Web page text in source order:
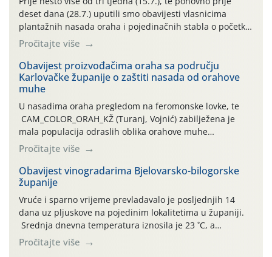
deset dana (28.7.) uputili smo obavijesti vlasnicima
plantažnih nasada oraha i pojedinačnih stabla o početku
leta i ovogodišnjoj potrebi usmjerenog suzbijanja
orahove muhe (Rhagoletis completa)! Već dvanaest dana
traje drugi ovogodišnji “toplinski udar”, koji naročito
izražen zadnja šest dana (31.7.-05.8.), jer najviše
temperature zraka svakodnevno […]
Pročitajte više
Obavijest proizvođačima oraha sa području
Karlovačke županije o zaštiti nasada od orahove
muhe
U nasadima oraha pregledom na feromonske lovke, te
CAM_COLOR_ORAH_KŽ (Turanj, Vojnić) zabilježena je
mala populacija odraslih oblika orahove muhe
(Rhagoletis completa). Niska brojnost može se objasniti
činjenicom da je riječ o mladim nasadima s vrlo malim
urodom, što je povezano i s manjim brojem prezimjelih
jedinki. U starijim nasadima, na žutim ljepljivim Rebell
pločama s […]
Pročitajte više
Obavijest vinogradarima Bjelovarsko-bilogorske
županije
Vruće i sparno vrijeme prevladavalo je posljednjih 14
dana uz pljuskove na pojedinim lokalitetima u županiji.
Srednja dnevna temperatura iznosila je 23 ˚C, a
maksimalne su posljednjih dana dosezale do 35 ˚C.
Simptome plamenjače vinove loze (Plasmoparas
Pročitajte više